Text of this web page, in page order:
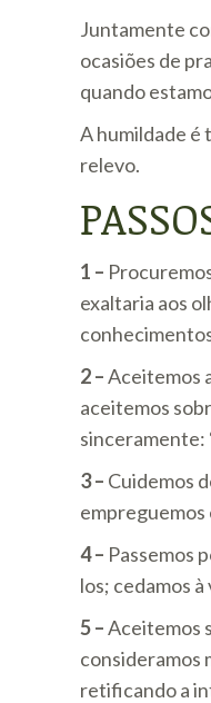
Juntamente
ocasiões de
quando
A humildade é
relevo.
1 –
exaltaria aos
2 –Aceitemos
aceitemos
sinceramente:
3 – Cuidemos
empreguemos
4 – Passemos
los; cedamos
5 –Aceitemos
consideramos
retificando a